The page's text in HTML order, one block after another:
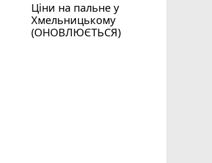
Ціни на пальне у
Хмельницькому
(ОНОВЛЮЄТЬСЯ)